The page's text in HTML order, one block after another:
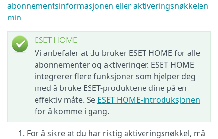
abonnementsinformasjonen eller aktiveringsnøkkelen
min
ESET HOME
Vi anbefaler at du bruker ESET HOME for alle
abonnementer og aktiveringer. ESET HOME
integrerer flere funksjoner som hjelper deg
med å bruke ESET-produktene dine på en
effektiv måte. Se ESET HOME-introduksjonen
for å komme i gang.
For å sikre at du har riktig aktiveringsnøkkel, må